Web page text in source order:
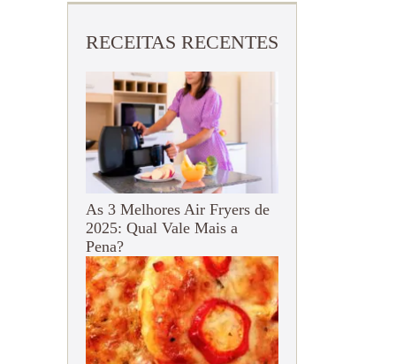
RECEITAS RECENTES
As 3 Melhores Air Fryers de
2025: Qual Vale Mais a
Pena?